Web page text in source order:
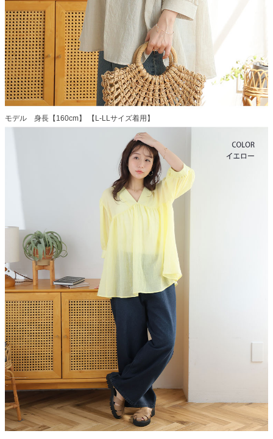
モデル 身長【160cm】 【L-LLサイズ着用】